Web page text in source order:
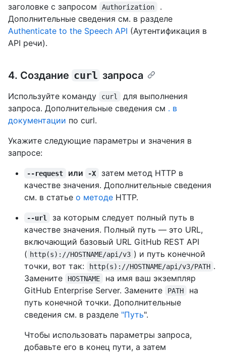
заголовке с запросом
Authorization
.
Дополнительные сведения см. в разделе
Authenticate to the Speech API (Аутентификация в
API речи).
4. Создание curl запроса
Используйте команду curl
для выполнения
запроса. Дополнительные сведения см . в
документации по curl.
Укажите следующие параметры и значения в
запросе:
--request или -X
затем метод HTTP в
качестве значения. Дополнительные сведения
см. в статье о методе HTTP.
--url
за которым следует полный путь в
качестве значения. Полный путь — это URL,
включающий базовый URL GitHub REST API
( http(s)://HOSTNAME/api/v3 ) и путь конечной
точки, вот так:
http(s)://HOSTNAME/api/v3/PATH .
Замените
HOSTNAME
на имя ваш экземпляр
GitHub Enterprise Server. Замените
PATH
на
путь конечной точки. Дополнительные
сведения см. в разделе "Путь".
Чтобы использовать параметры запроса,
добавьте его в конец пути, а затем